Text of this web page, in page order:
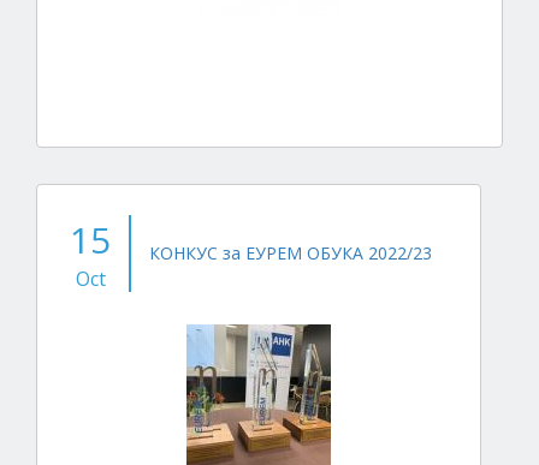
15
Oct
КОНКУС за ЕУРЕМ ОБУКА 2022/23